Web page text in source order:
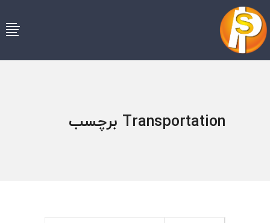
Transportation برچسب